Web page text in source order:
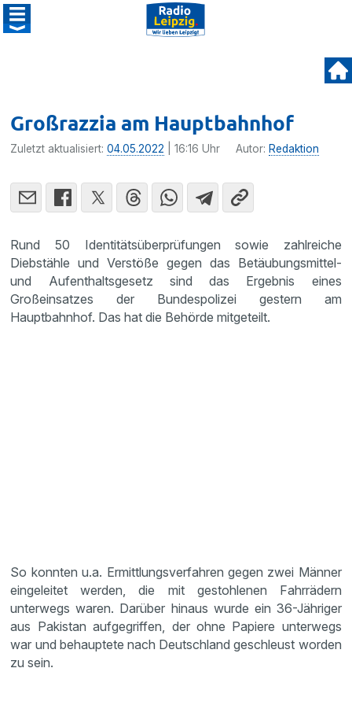
Großrazzia am Hauptbahnhof
Zuletzt aktualisiert:04.05.2022 | 16:16 Uhr Autor: Redaktion
Rund 50 Identitätsüberprüfungen sowie zahlreiche
Diebstähle und Verstöße gegen das Betäubungsmittel-
und Aufenthaltsgesetz sind das Ergebnis eines
Großeinsatzes der Bundespolizei gestern am
Hauptbahnhof. Das hat die Behörde mitgeteilt.
So konnten u.a. Ermittlungsverfahren gegen zwei Männer
eingeleitet werden, die mit gestohlenen Fahrrädern
unterwegs waren. Darüber hinaus wurde ein 36-Jähriger
aus Pakistan aufgegriffen, der ohne Papiere unterwegs
war und behauptete nach Deutschland geschleust worden
zu sein.